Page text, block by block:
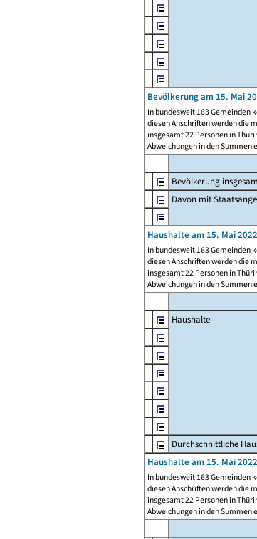
Bevölkerung am 15. Mai
In bundesweit 163 Gemeinden
diesen Anschriften werden die
insgesamt 22 Personen in
Abweichungen in den
Bevölkerung
Davon mit
Haushalte am 15. Mai
In bundesweit 163 Gemeinden
diesen Anschriften werden die
insgesamt 22 Personen in
Abweichungen in den
Haushalte
Durchschnittliche
Haushalte am 15. Mai
In bundesweit 163 Gemeinden
diesen Anschriften werden die
insgesamt 22 Personen in
Abweichungen in den